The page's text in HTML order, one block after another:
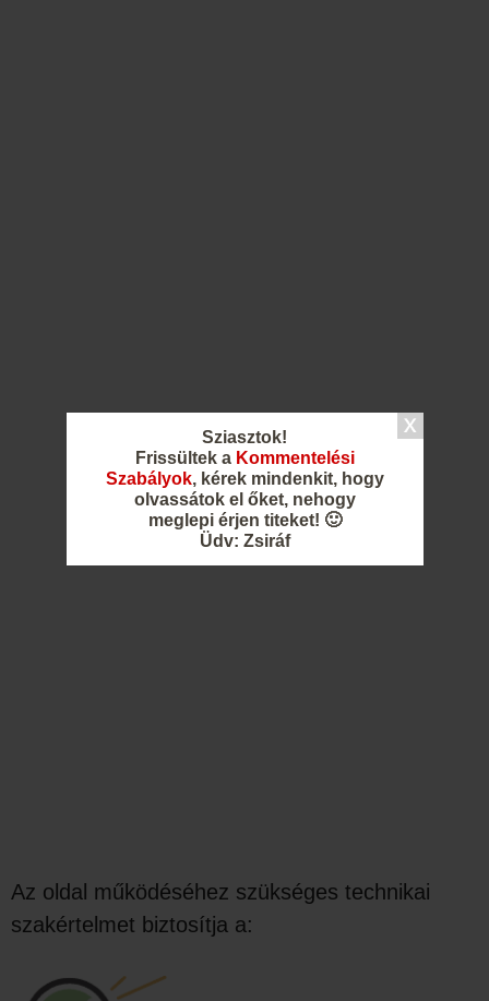
Sziasztok!
Frissültek a Kommentelési
Szabályok, kérek mindenkit, hogy
olvassátok el őket, nehogy
meglepi érjen titeket! 🙂
Üdv: Zsiráf
Az oldal működéséhez szükséges technikai
szakértelmet biztosítja a: